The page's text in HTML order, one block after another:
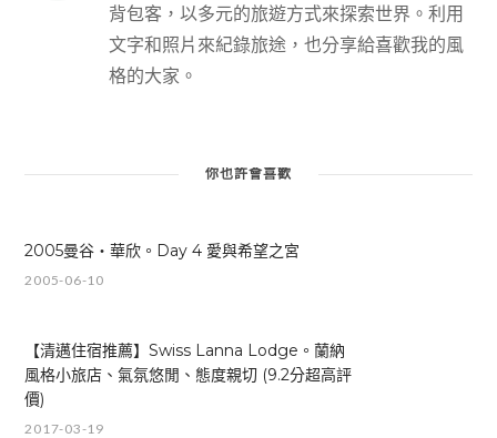
背包客，以多元的旅遊方式來探索世界。利用
文字和照片來紀錄旅途，也分享給喜歡我的風
格的大家。
你也許會喜歡
2005曼谷‧華欣。Day 4 愛與希望之宮
2005-06-10
【清邁住宿推薦】Swiss Lanna Lodge。蘭納
風格小旅店、氣氛悠閒、態度親切 (9.2分超高評
價)
2017-03-19